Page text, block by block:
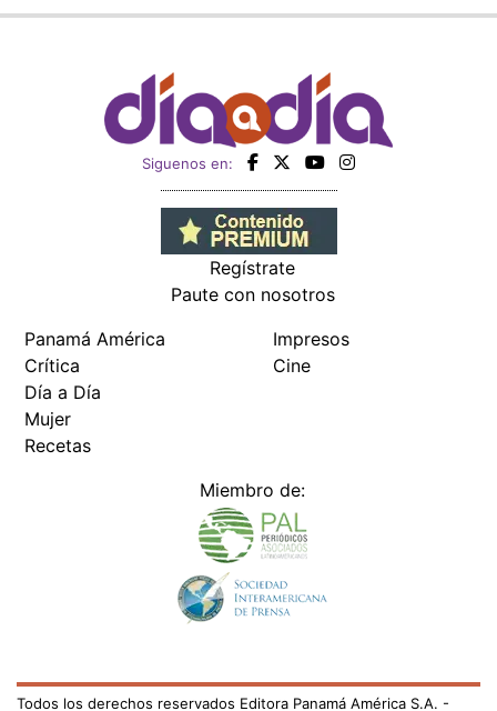
Siguenos en:
Regístrate
Paute con nosotros
Panamá América
Crítica
Día a Día
Mujer
Recetas
Impresos
Cine
Miembro de:
Todos los derechos reservados Editora Panamá América S.A. -